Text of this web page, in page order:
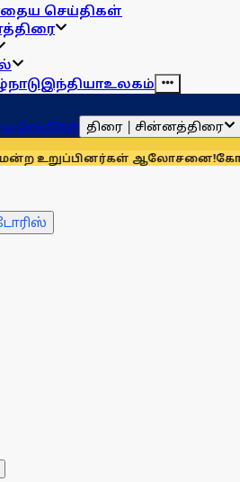
செய்திகள்
இந்தியாஉலகம்
செய்திகள் திரை | சின்னத்திரை
ஆலோசனை!கோதாவரி -